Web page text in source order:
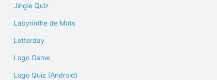
Jingle Quiz
Labyrinthe de Mots
Letterday
Logo Game
Logo Quiz (Android)